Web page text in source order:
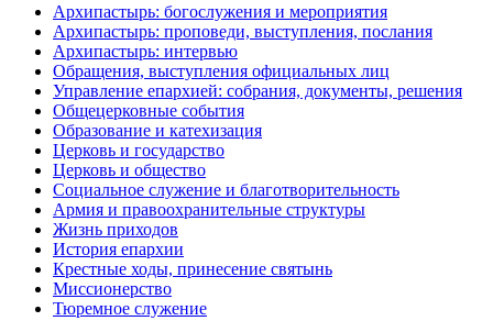
Архипастырь: богослужения и мероприятия
Архипастырь: проповеди, выступления, послания
Архипастырь: интервью
Обращения, выступления официальных лиц
Управление епархией: собрания, документы, решения
Общецерковные события
Образование и катехизация
Церковь и государство
Церковь и общество
Социальное служение и благотворительность
Армия и правоохранительные структуры
Жизнь приходов
История епархии
Крестные ходы, принесение святынь
Миссионерство
Тюремное служение